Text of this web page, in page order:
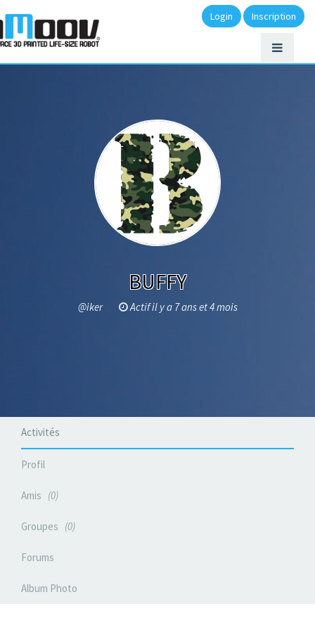
Login Inscription
BUFFY
@iker Actif il y a 7 ans et 4 mois
Activités
Profil
Amis 0
Groupes 0
Forums
Album Photo